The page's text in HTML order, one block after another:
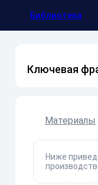
Библиотека
Ключевая
Материалы
Ниже